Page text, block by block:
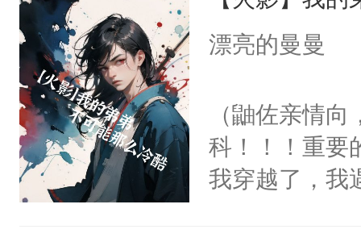
手共渡余生
苦难。因为他
历情劫时就
老，恩爱如初
婚。郁生不甘
的重点关注。
尤尔又该何
一次拿着枪
光缓缓放下了
酒黑黝黝的枪
漂亮的曼曼
（鼬佐亲情
科！！！重要
我穿越了，我